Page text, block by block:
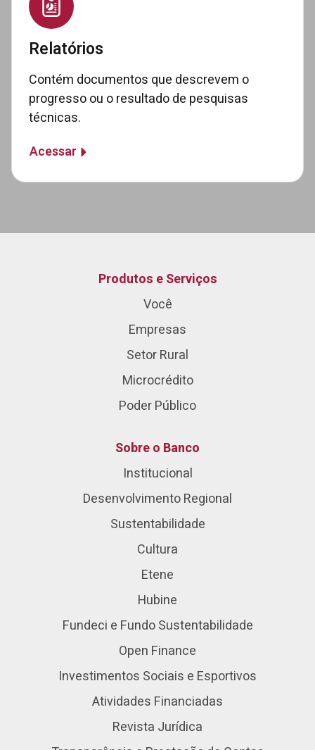
Relatórios
Contém documentos que descrevem o
progresso ou o resultado de pesquisas
técnicas.
Acessar
Produtos e Serviços
Você
Empresas
Setor Rural
Microcrédito
Poder Público
Sobre o Banco
Institucional
Desenvolvimento Regional
Sustentabilidade
Cultura
Etene
Hubine
Fundeci e Fundo Sustentabilidade
Open Finance
Investimentos Sociais e Esportivos
Atividades Financiadas
Revista Jurídica